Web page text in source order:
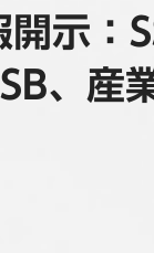
示：
、産